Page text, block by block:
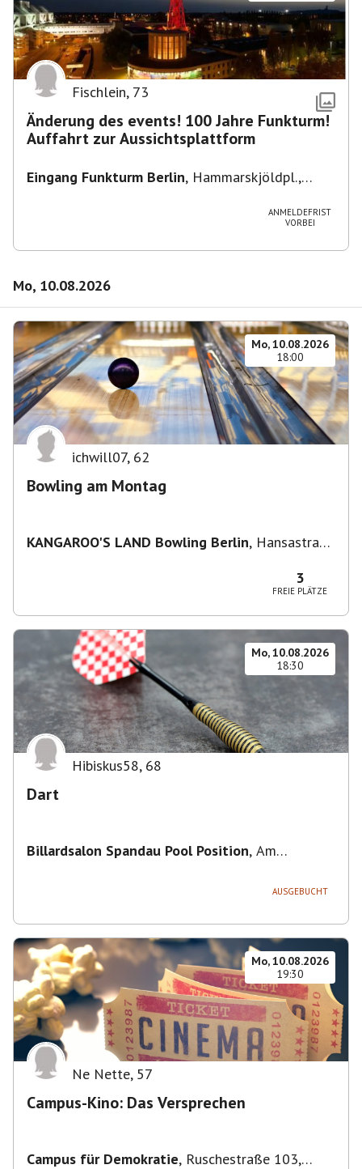
Fischlein, 73
Änderung des events! 100 Jahre Funkturm!
Auffahrt zur Aussichtsplattform
Eingang Funkturm Berlin, Hammarskjöldpl.,
ANMELDEFRIST
VORBEI
Mo, 10.08.2026
Mo, 10.08.2026
18:00
ichwill07, 62
Bowling am Montag
KANGAROO'S LAND Bowling Berlin, Hansastraße
3
FREIE PLÄTZE
Mo, 10.08.2026
18:30
Hibiskus58, 68
Dart
Billardsalon Spandau Pool Position, Am
AUSGEBUCHT
Mo, 10.08.2026
19:30
Ne Nette, 57
Campus-Kino: Das Versprechen
Campus für Demokratie, Ruschestraße 103,